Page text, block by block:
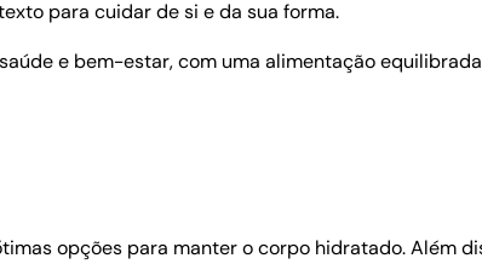
para cuidar de si e da sua forma.
e bem-estar, com uma alimentação
opções para manter o corpo hidratado. Além